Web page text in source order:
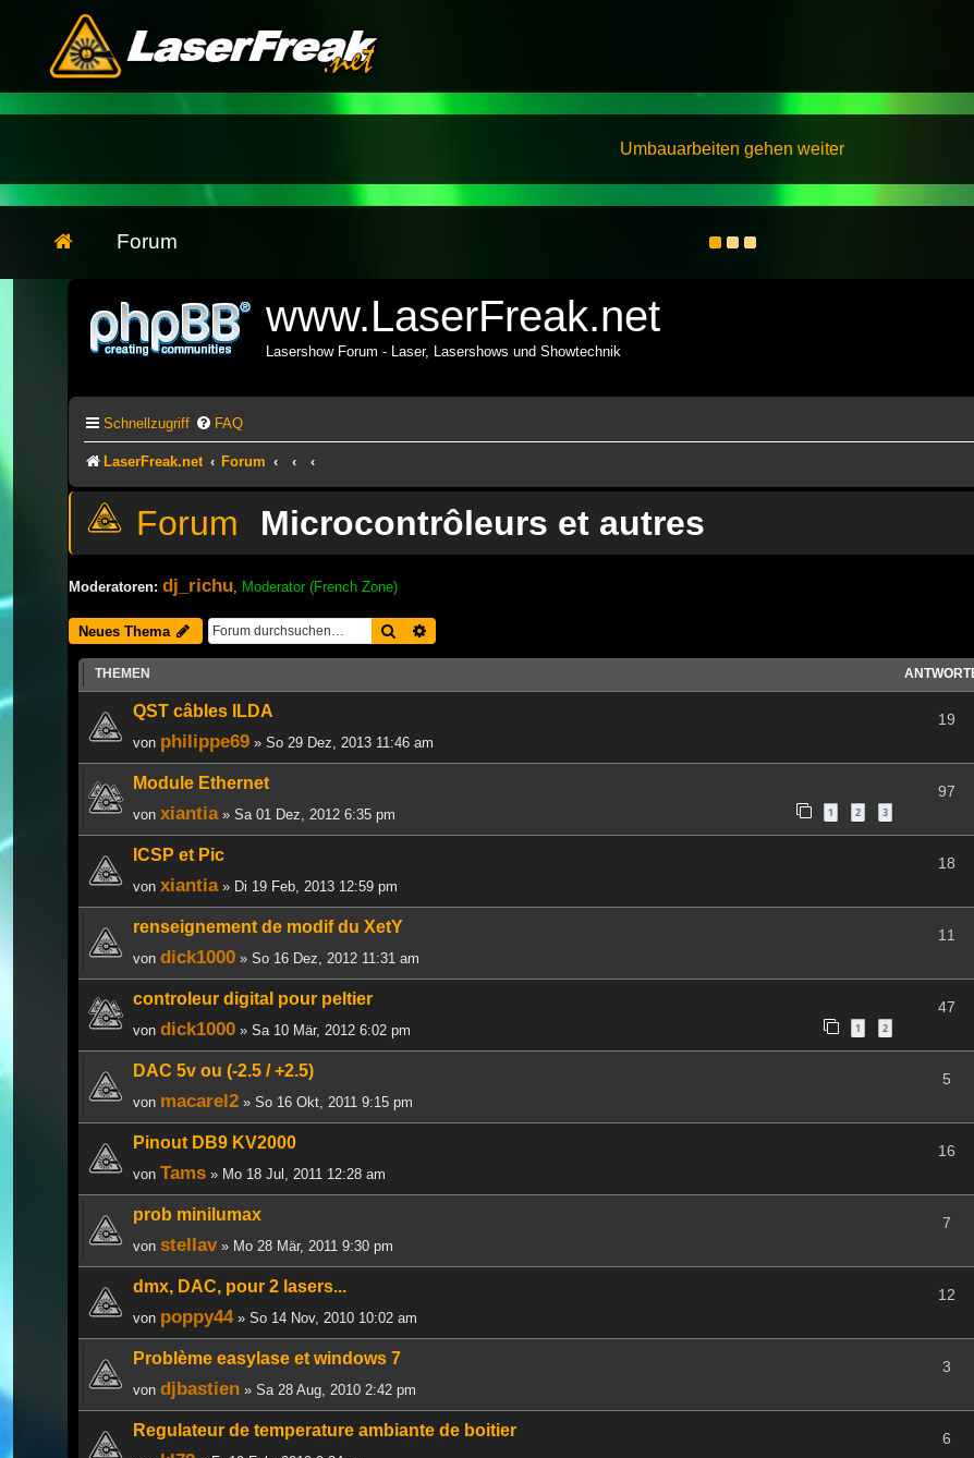
Umbauarbeiten gehen weiter
Forum
www.LaserFreak.net
Lasershow Forum - Laser, Lasershows und Showtechnik
Schnellzugriff FAQ
LaserFreak.net Forum
Microcontrôleurs et autres
Moderatoren: dj_richu Moderator (French Zone)
Neues Thema Suche
THEMEN
QST câbles ILDA
von philippe69 » So 29 Dez, 2013 11:46 am
19
Module Ethernet
von xiantia» Sa 01 Dez, 2012 6:35 pm 1 2 3
97
ICSP et Pic
von xiantia» Di 19 Feb, 2013 12:59 pm
18
renseignement de modif du XetY
von dick1000 » So 16 Dez, 2012 11:31 am
11
controleur digital pour peltier
von dick1000 » Sa 10 Mär, 2012 6:02 pm 1 2
47
DAC 5v ou (-2.5 / +2.5)
von macarel2 » So 16 Okt, 2011 9:15 pm
5
Pinout DB9 KV2000
von Tams » Mo 18 Jul, 2011 12:28 am
16
prob minilumax
von stellav» Mo 28 Mär, 2011 9:30 pm
7
dmx, DAC, pour 2 lasers...
von poppy44» So 14 Nov, 2010 10:02 am
12
Problème easylase et windows 7
von djbastien » Sa 28 Aug, 2010 2:42 pm
3
Regulateur de temperature ambiante de boitier 6